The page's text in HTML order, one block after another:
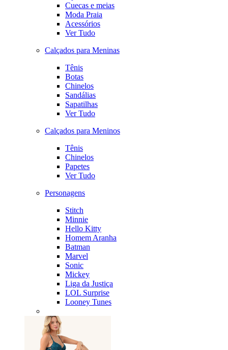
Cuecas e meias
Moda Praia
Acessórios
Ver Tudo
Calçados para Meninas
Tênis
Botas
Chinelos
Sandálias
Sapatilhas
Ver Tudo
Calçados para Meninos
Tênis
Chinelos
Papetes
Ver Tudo
Personagens
Stitch
Minnie
Hello Kitty
Homem Aranha
Batman
Marvel
Sonic
Mickey
Liga da Justiça
LOL Surprise
Looney Tunes